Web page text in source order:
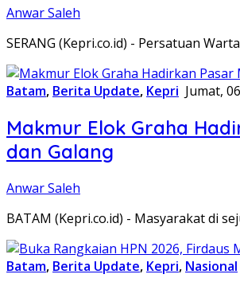
Anwar Saleh
SERANG (Kepri.co.id) - Persatuan
Batam, Berita Update, Kepri Jumat,
Makmur Elok Graha
dan Galang
Anwar Saleh
BATAM (Kepri.co.id) - Masyarakat di
Batam, Berita Update, Kepri, Nasional